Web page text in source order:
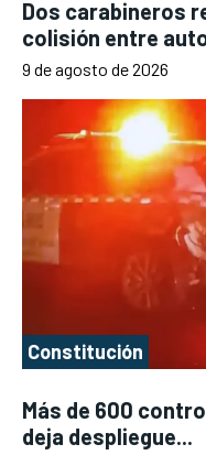
Dos carabineros
colisión entre
9 de agosto de 2026
Constitución
Más de 600
deja despliegue...